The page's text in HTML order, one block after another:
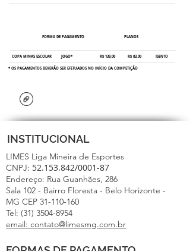
FORMA DE PAGAMENTO
PLANOS
COPA MINAS ESCOLAR JOGO* R$ 139,00 R$ 83,00 ISENTO
* OS PAGAMENTOS DEVERÃO SER EFETUADOS NO INÍCIO DA COMPETIÇÃO
INSTITUCIONAL
LIMES Liga Mineira de Esportes
CNPJ: 52.153.842/0001-87
Endereço: Rua Guanhães, 286
Sala 102 - Bairro Floresta - Belo Horizonte -
MG CEP 31-110-160
Tel: (31) 3504-8954
email: contato@limesmg.com.br